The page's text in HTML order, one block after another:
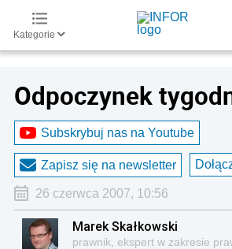
Kategorie
Odpoczynek
Subskrybuj nas na Youtube
Zapisz się na newsletter
26 czerwca 2007, 10:56
Marek Skałkowski
prawnik, ekspert w zakresie